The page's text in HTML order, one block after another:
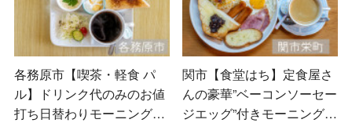
各務原市【喫茶・軽食 パ
ル】ドリンク代のみのお値
打ち日替わりモーニング…
関市【食堂はち】定食屋さ
んの豪華”ベーコンソーセー
ジエッグ”付きモーニング…